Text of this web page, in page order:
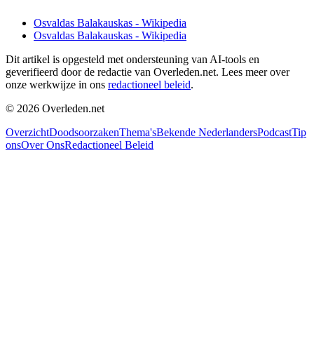
Osvaldas Balakauskas - Wikipedia
Osvaldas Balakauskas - Wikipedia
Dit artikel is opgesteld met ondersteuning van AI-tools en
geverifieerd door de redactie van Overleden.net. Lees meer over
onze werkwijze in ons redactioneel beleid.
© 2026 Overleden.net
OverzichtDoodsoorzakenThema'sBekende NederlandersPodcastTip
onsOver OnsRedactioneel Beleid